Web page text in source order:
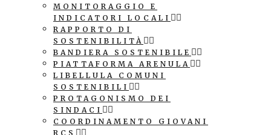
MONITORAGGIO E
INDICATORI LOCALI
RAPPORTO DI
SOSTENIBILITÀ
BANDIERA SOSTENIBILE
PIATTAFORMA ARENULA
LIBELLULA COMUNI
SOSTENIBILI
PROTAGONISMO DEI
SINDACI
COORDINAMENTO GIOVANI
RCS